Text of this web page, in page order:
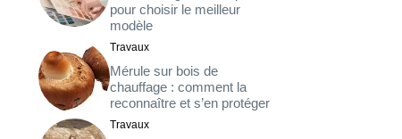
pour choisir le meilleur
modèle
Travaux
Mérule sur bois de
chauffage : comment la
reconnaître et s’en protéger
Travaux